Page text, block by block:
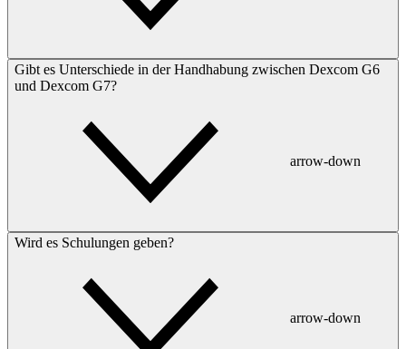
Gibt es Unterschiede in der Handhabung zwischen Dexcom G6
und Dexcom G7?
arrow-down
Wird es Schulungen geben?
arrow-down